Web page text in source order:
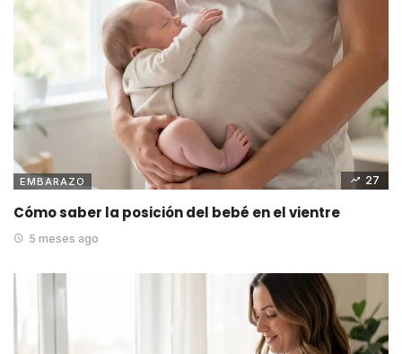
EMBARAZO 27
Cómo saber la posición del bebé en el vientre
5 meses ago